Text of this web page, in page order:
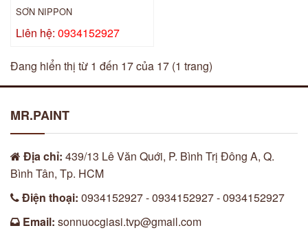
SƠN NIPPON
Liên hệ: 0934152927
Đang hiển thị từ 1 đến 17 của 17 (1 trang)
MR.PAINT
Địa chỉ: 439/13 Lê Văn Quới, P. Bình Trị Đông A, Q.
Bình Tân, Tp. HCM
Điện thoại: 0934152927 - 0934152927 - 0934152927
Email: sonnuocgiasi.tvp@gmail.com